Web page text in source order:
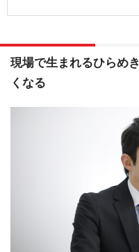
現場で生まれるひらめ
くなる